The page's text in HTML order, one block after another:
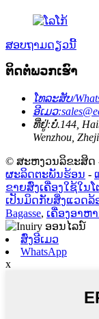
ສອບຖາມດຽວນີ້
ຕິດ​ຕໍ່​ພວກ​ເຮົາ
ໂທລະສັບ/
ອີເມວ:
ທີ່ຢູ່:ບໍ່.144,
Wenzhou,
© ສະຫງວນລິຂະສິດ -
ຜະລິດຕະພັນຮ້ອນ -
ຂາຍສົ່ງເຄື່ອງໃຊ້ໃນໂ
ເປັນມິດກັບສິ່ງແວດລ້
Bagasse, ເຄື່ອງອາຫ
ສົ່ງອີເມວ
WhatsApp
x